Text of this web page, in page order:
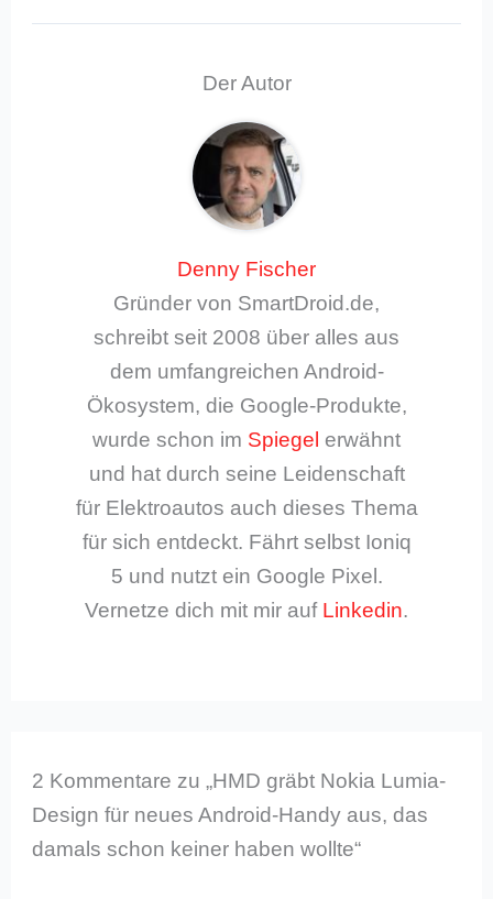
Der Autor
Denny Fischer
Gründer von SmartDroid.de,
schreibt seit 2008 über alles aus
dem umfangreichen Android-
Ökosystem, die Google-Produkte,
wurde schon im Spiegel erwähnt
und hat durch seine Leidenschaft
für Elektroautos auch dieses Thema
für sich entdeckt. Fährt selbst Ioniq
5 und nutzt ein Google Pixel.
Vernetze dich mit mir auf Linkedin.
2 Kommentare zu „HMD gräbt Nokia Lumia-
Design für neues Android-Handy aus, das
damals schon keiner haben wollte“